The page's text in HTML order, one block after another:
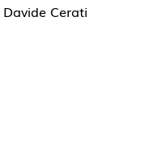
Davide Cerati